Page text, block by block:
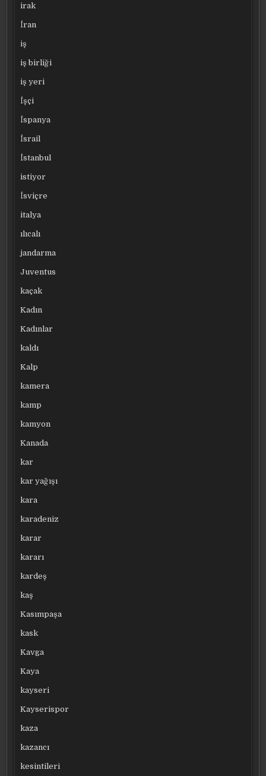
irak
İran
iş
iş birliği
iş yeri
İşçi
İspanya
İsrail
İstanbul
istiyor
İsviçre
italya
ılıcalı
jandarma
Juventus
kaçak
Kadın
Kadınlar
kaldı
Kalp
kamera
kamp
kamyon
Kanada
kar
kar yağışı
kara
karadeniz
karar
kararı
kardeş
kaş
Kasımpaşa
kask
Kavga
Kaya
kayseri
Kayserispor
kaza
kazancı
kesintileri